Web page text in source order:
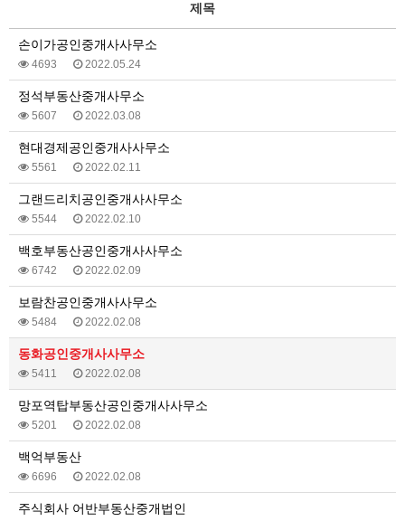
제목
손이가공인중개사사무소
4693 2022.05.24
정석부동산중개사무소
5607 2022.03.08
현대경제공인중개사사무소
5561 2022.02.11
그랜드리치공인중개사사무소
5544 2022.02.10
백호부동산공인중개사사무소
6742 2022.02.09
보람찬공인중개사사무소
5484 2022.02.08
동화공인중개사사무소
5411 2022.02.08
망포역탑부동산공인중개사사무소
5201 2022.02.08
백억부동산
6696 2022.02.08
주식회사 어반부동산중개법인